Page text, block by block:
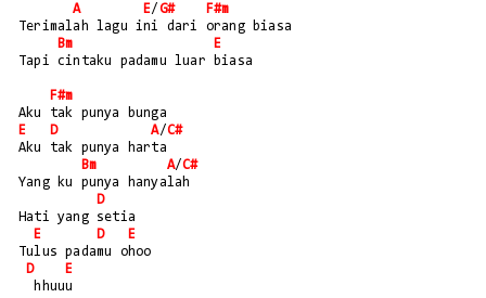
A
E/G#
F#m
Terimalah lagu ini dari orang biasa
Bm
E
Tapi cintaku padamu luar biasa
F#m
Aku tak punya bunga
E
D A/C#
Aku tak punya harta
Bm
A/C#
Yang ku punya hanyalah
D
Hati yang setia
E
D
E
Tulus padamu ohoo
D
E
  hhuuu